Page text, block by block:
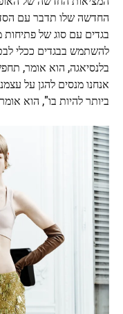
החדשה שלו תדבר עם
בגדים עם סוג של
להשתמש בבגדים ככלי
בלנסיאגה, הוא אומר,
אנחנו מנסים להגן על
ביותר להיות בו", הוא